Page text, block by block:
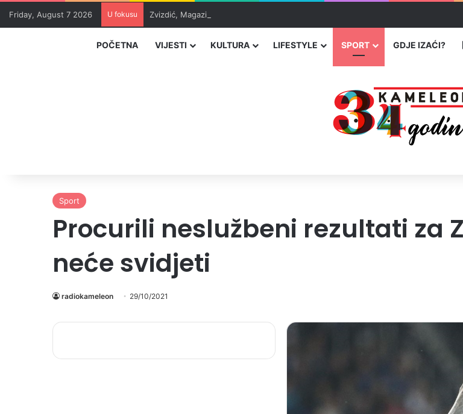
Friday, August 7 2026 U fokusu Zvizdić, Magazinović i Kojović traže poseban status za Memorijalni centar Srebrenica
POČETNA VIJESTI KULTURA LIFESTYLE SPORT GDJE IZAĆI?
Sport
Procurili neslužbeni rezultati za
neće svidjeti
radiokameleon 29/10/2021